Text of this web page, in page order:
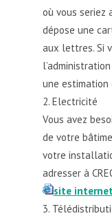
où vous seriez
dépose une
aux lettres. Si
une estimation
Electricité
Vous avez
de votre
votre
adresser à
site